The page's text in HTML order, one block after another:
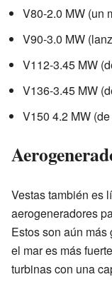
V80-2.0 MW (un
V90-3.0 MW
V112-3.45 MW
V136-3.45 MW
V150 4.2 MW
Vestas también es
aerogeneradores
Estos son aún
el mar es más
turbinas con una